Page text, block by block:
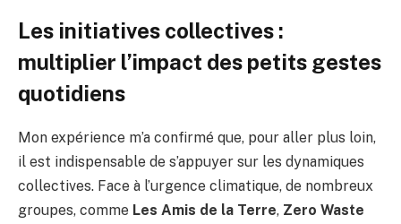
Les initiatives collectives :
multiplier l’impact des petits gestes
quotidiens
Mon expérience m’a confirmé que, pour aller plus loin,
il est indispensable de s’appuyer sur les dynamiques
collectives. Face à l’urgence climatique, de nombreux
groupes, comme Les Amis de la Terre, Zero Waste